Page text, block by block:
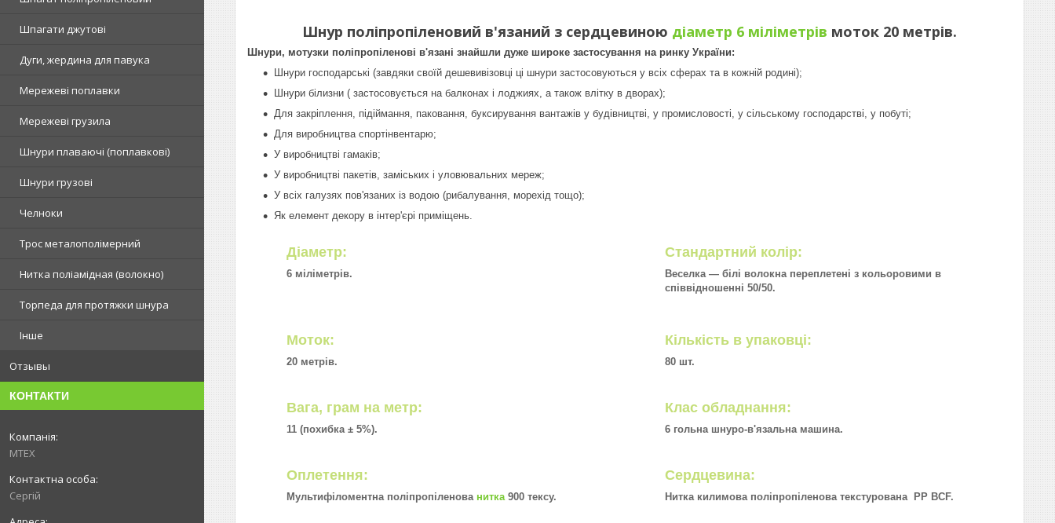
Шпагати джутові
Дуги, жердина для павука
Мережеві поплавки
Мережеві грузила
Шнури плаваючі (поплавкові)
Шнури грузові
Челноки
Трос металополімерний
Нитка поліамідная (волокно)
Торпеда для протяжки шнура
Інше
Отзывы
КОНТАКТИ
MTEX
Сергій
Шнур поліпропіленовий в'язаний з сердцевиною діаметр 6 міліметрів моток 20 метрів.
Шнури, мотузки поліпропіленові в'язані знайшли дуже широке застосування на ринку України:
Шнури господарські (завдяки своїй дешевивізовці ці шнури застосовуються у всіх сферах та в кожній родині);
Шнури білизни ( застосовується на балконах і лоджиях, а також влітку в дворах);
Для закріплення, підіймання, паковання, буксирування вантажів у будівництві, у промисловості, у сільському господарстві, у побуті;
Для виробництва спортінвентарю;
У виробництві гамаків;
У виробництві пакетів, заміських і уловювальних мереж;
У всіх галузях пов'язаних із водою (рибалування, морехід тощо);
Як елемент декору в інтер'єрі приміщень.
Діаметр:
6 міліметрів.
Стандартний колір:
Веселка — білі волокна переплетені з кольоровими в
співвідношенні 50/50.
Моток:
20 метрів.
Кількість в упаковці:
80 шт.
Вага, грам на метр:
11 (похибка ± 5%).
Клас обладнання:
6 гольна шнуро-в'язальна машина.
Оплетення:
Мультифіломентна поліпропіленова нитка 900 тексу.
Сердцевина:
Нитка килимова поліпропіленова текстурована PP BCF.